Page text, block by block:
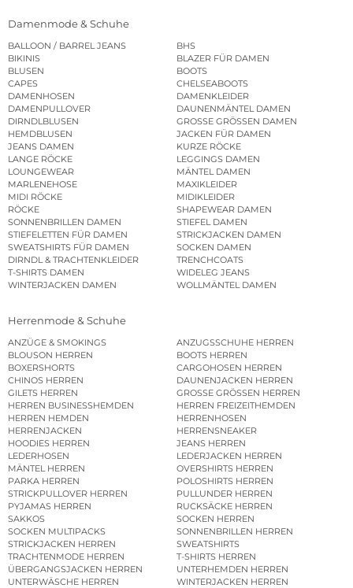
Damenmode & Schuhe
BALLOON / BARREL JEANS
BHS
BIKINIS
BLAZER FÜR DAMEN
BLUSEN
BOOTS
CAPES
CHELSEABOOTS
DAMENHOSEN
DAMENKLEIDER
DAMENPULLOVER
DAUNENMÄNTEL DAMEN
DIRNDLBLUSEN
GROSSE GRÖSSEN DAMEN
HEMDBLUSEN
JACKEN FÜR DAMEN
JEANS DAMEN
KURZE RÖCKE
LANGE RÖCKE
LEGGINGS DAMEN
LOUNGEWEAR
MÄNTEL DAMEN
MARLENEHOSE
MAXIKLEIDER
MIDI RÖCKE
MIDIKLEIDER
RÖCKE
SHAPEWEAR DAMEN
SONNENBRILLEN DAMEN
STIEFEL DAMEN
STIEFELETTEN FÜR DAMEN
STRICKJACKEN DAMEN
SWEATSHIRTS FÜR DAMEN
SOCKEN DAMEN
DIRNDL & TRACHTENKLEIDER
TRENCHCOATS
T-SHIRTS DAMEN
WIDELEG JEANS
WINTERJACKEN DAMEN
WOLLMÄNTEL DAMEN
Herrenmode & Schuhe
ANZÜGE & SMOKINGS
ANZUGSSCHUHE HERREN
BLOUSON HERREN
BOOTS HERREN
BOXERSHORTS
CARGOHOSEN HERREN
CHINOS HERREN
DAUNENJACKEN HERREN
GILETS HERREN
GROSSE GRÖSSEN HERREN
HERREN BUSINESSHEMDEN
HERREN FREIZEITHEMDEN
HERREN HEMDEN
HERRENHOSEN
HERRENJACKEN
HERRENSNEAKER
HOODIES HERREN
JEANS HERREN
LEDERHOSEN
LEDERJACKEN HERREN
MÄNTEL HERREN
OVERSHIRTS HERREN
PARKA HERREN
POLOSHIRTS HERREN
STRICKPULLOVER HERREN
PULLUNDER HERREN
PYJAMAS HERREN
RUCKSÄCKE HERREN
SAKKOS
SOCKEN HERREN
SOCKEN MULTIPACKS
SONNENBRILLEN HERREN
STRICKJACKEN HERREN
SWEATSHIRTS
TRACHTENMODE HERREN
T-SHIRTS HERREN
ÜBERGANGSJACKEN HERREN
UNTERHEMDEN HERREN
UNTERWÄSCHE HERREN
WINTERJACKEN HERREN